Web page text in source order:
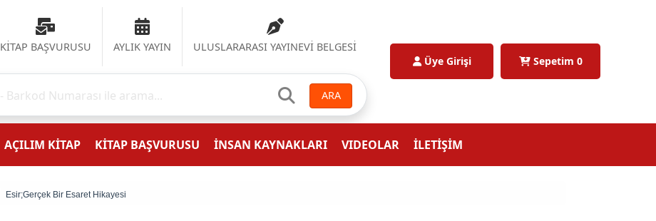
KİTAP BAŞVURUSU AYLIK YAYIN ULUSLARARASI YAYINEVİ BELGESİ
ARA
Üye Girişi Sepetim 0
AÇILIM KİTAP KİTAP BAŞVURUSU İNSAN KAYNAKLARI VIDEOLAR İLETİŞİM
Esir;Gerçek Bir Esaret Hikayesi